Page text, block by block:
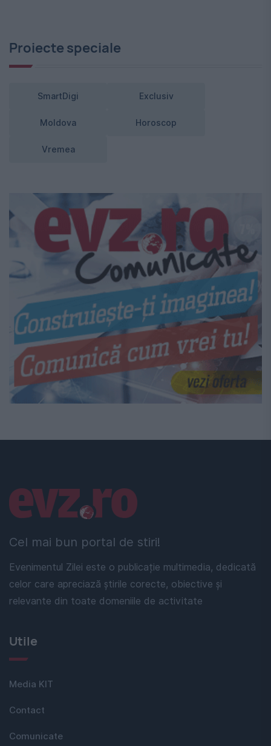
Proiecte speciale
SmartDigi Exclusiv
Moldova Horoscop
Vremea
Cel mai bun portal de stiri!
Evenimentul Zilei este o publicație multimedia, dedicată
celor care apreciază știrile corecte, obiective și
relevante din toate domeniile de activitate
Linkuri utile
Utile
Media KIT
Contact
Comunicate